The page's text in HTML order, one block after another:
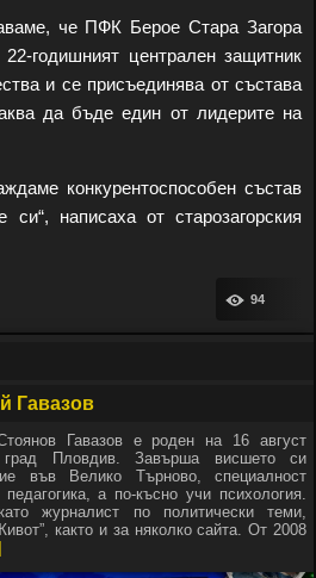
че ПФК Берое Стара Загора
годишният централен защитник
и се присъединява от състава
да бъде един от лидерите на
конкурентоспособен състав
си“, написаха от старозагорския
94
Гавазов
Гавазов е роден на 16 август
Пловдив. Завърша висшето си
във Велико Търново, специалност
педагогика, а по-късно учи психология.
журналист по политически теми,
както и за няколко сайта. От 2008